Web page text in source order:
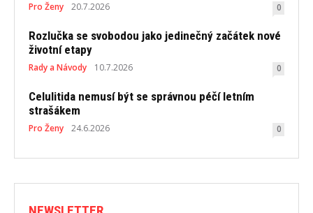
Pro Ženy 20.7.2026 0
Rozlučka se svobodou jako jedinečný začátek nové
životní etapy
Rady a Návody 10.7.2026 0
Celulitida nemusí být se správnou péčí letním
strašákem
Pro Ženy 24.6.2026 0